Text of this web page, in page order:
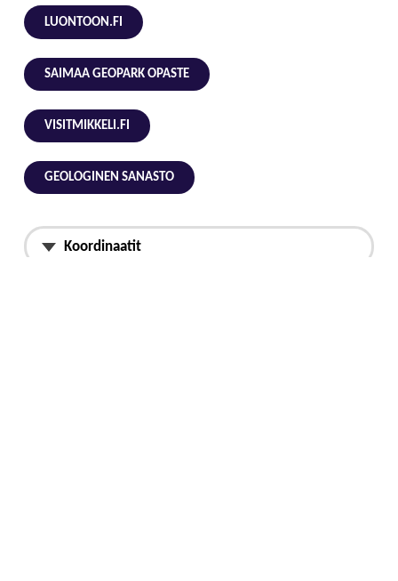
LUONTOON.FI
SAIMAA GEOPARK OPASTE
VISITMIKKELI.FI
GEOLOGINEN SANASTO
Koordinaatit